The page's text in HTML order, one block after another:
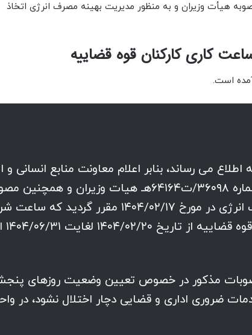
هیأت وزیران و به منظور مدیریت بهینه مصرف انرژی اتخاذ
کاری کارکنان قوه قضاییه
است.
اطلاع می رساند، بنابر اعلام معاونت منابع انسانی
به مصوبه شماره ۳۶۰۹۸/ت۶۴۱۶۴هـ هیات
بهینه مصرف انرژی در مورخ ۱۴۰۴/۰۲/
مذکور در خصوص تعیین وضعیت روزهای
ضروری اداری و قضایی دچار اختلال نشود، در